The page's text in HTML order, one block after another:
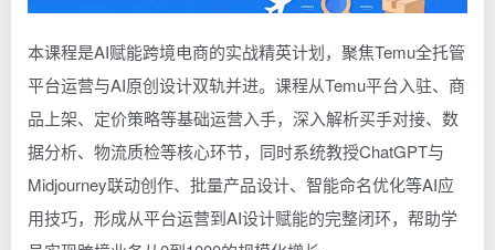
本课程是AI赋能跨境电商的实战精英计划，聚焦Temu全托管
平台运营与AI原创设计双轨并进。课程从Temu平台入驻、商
品上架、定价策略等基础运营入手，深入解析买手对接、数
据分析、物流质检等核心环节，同时系统教授ChatGPT与
Midjourney联动创作、批量产品设计、智能命名优化等AI应
用技巧，形成从平台运营到AI设计赋能的完整闭环，帮助学